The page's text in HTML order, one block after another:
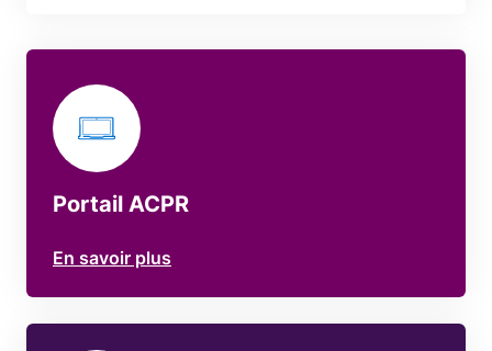
Portail ACPR
En savoir plus